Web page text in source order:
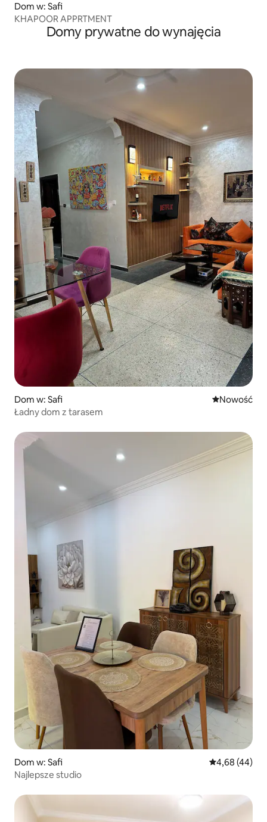
Dom w: Safi
KHAPOOR APPRTMENT
Domy prywatne do wynajęcia
Dom w: Safi Nowe
Nowość
Ładny dom z tarasem
Dom w: Safi Średnia
4,68 (44)
Najlepsze studio